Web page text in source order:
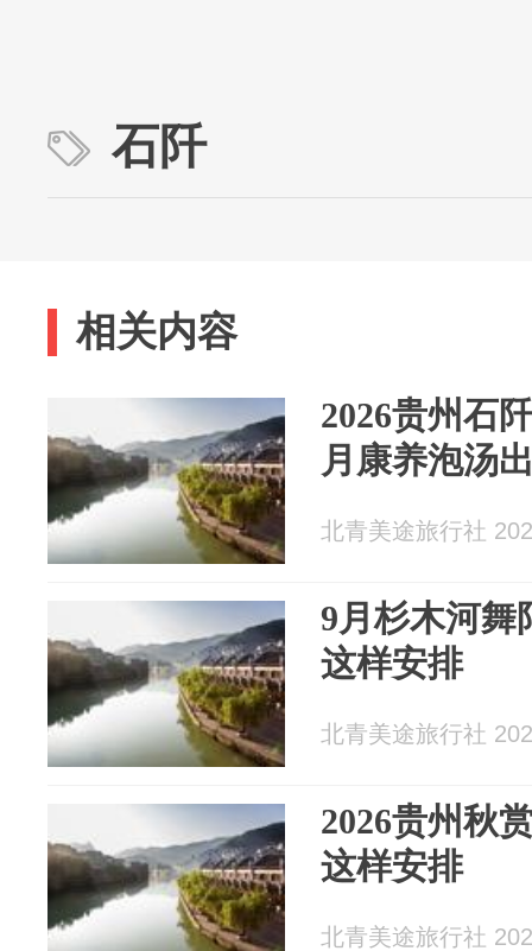
石阡
相关内容
2026贵州石
月康养泡汤
北青美途旅行社
9月杉木河舞
这样安排
北青美途旅行社
2026贵州秋
这样安排
北青美途旅行社